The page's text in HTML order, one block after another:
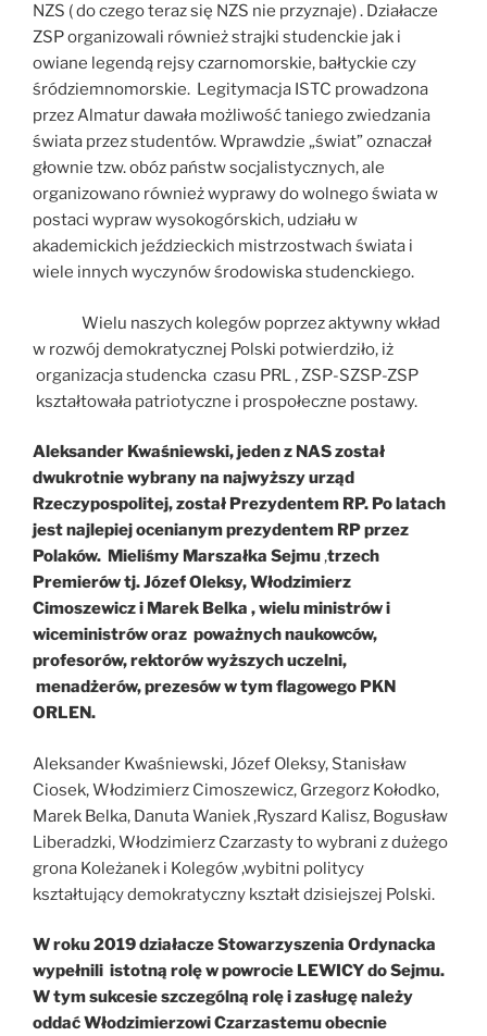
NZS ( do czego teraz się NZS nie przyznaje) . Działacze
ZSP organizowali również strajki studenckie jak i
owiane legendą rejsy czarnomorskie, bałtyckie czy
śródziemnomorskie. Legitymacja ISTC prowadzona
przez Almatur dawała możliwość taniego zwiedzania
świata przez studentów. Wprawdzie „świat” oznaczał
głownie tzw. obóz państw socjalistycznych, ale
organizowano również wyprawy do wolnego świata w
postaci wypraw wysokogórskich, udziału w
akademickich jeździeckich mistrzostwach świata i
wiele innych wyczynów środowiska studenckiego.
Wielu naszych kolegów poprzez aktywny wkład
w rozwój demokratycznej Polski potwierdziło, iż
organizacja studencka czasu PRL , ZSP-SZSP-ZSP
kształtowała patriotyczne i prospołeczne postawy.
Aleksander Kwaśniewski, jeden z NAS został
dwukrotnie wybrany na najwyższy urząd
Rzeczypospolitej, został Prezydentem RP. Po latach
jest najlepiej ocenianym prezydentem RP przez
Polaków. Mieliśmy Marszałka Sejmu,trzech
Premierów tj. Józef Oleksy, Włodzimierz
Cimoszewicz i Marek Belka , wielu ministrów i
wiceministrów oraz poważnych naukowców,
profesorów, rektorów wyższych uczelni,
menadżerów, prezesów w tym flagowego PKN
ORLEN.
Aleksander Kwaśniewski, Józef Oleksy, Stanisław
Ciosek, Włodzimierz Cimoszewicz, Grzegorz Kołodko,
Marek Belka, Danuta Waniek ,Ryszard Kalisz, Bogusław
Liberadzki, Włodzimierz Czarzasty to wybrani z dużego
grona Koleżanek i Kolegów ,wybitni politycy
kształtujący demokratyczny kształt dzisiejszej Polski.
W roku 2019 działacze Stowarzyszenia Ordynacka
wypełnili istotną rolę w powrocie LEWICY do Sejmu.
W tym sukcesie szczególną rolę i zasługę należy
oddać Włodzimierzowi Czarzastemu obecnie